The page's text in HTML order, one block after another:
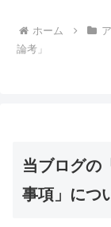
ホーム
論考」
当ブログの
事項」につ